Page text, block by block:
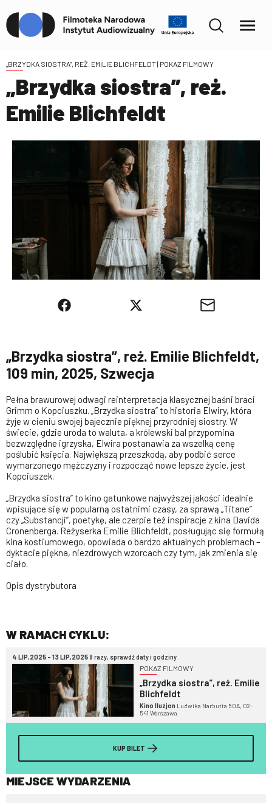
„BRZYDKA SIOSTRA”, REŻ. EMILIE BLICHFELDT| POKAZ FILMOWY
„Brzydka siostra”, reż.
Emilie Blichfeldt
„Brzydka siostra”, reż. Emilie Blichfeldt,
109 min, 2025, Szwecja
Pełna brawurowej odwagi reinterpretacja klasycznej baśni braci
Grimm o Kopciuszku. „Brzydka siostra” to historia Elwiry, która
żyje w cieniu swojej bajecznie pięknej przyrodniej siostry. W
świecie, gdzie uroda to waluta, a królewski bal przypomina
bezwzględne igrzyska, Elwira postanawia za wszelką cenę
poślubić księcia. Największą przeszkodą, aby podbić serce
wymarzonego mężczyzny i rozpocząć nowe lepsze życie, jest
Kopciuszek.
„Brzydka siostra” to kino gatunkowe najwyższej jakości idealnie
wpisujące się w popularną ostatnimi czasy, za sprawą „Titane”
czy „Substancji”, poetykę, ale czerpie też inspiracje z kina Davida
Cronenberga. Reżyserka Emilie Blichfeldt, posługując się formułą
kina kostiumowego, opowiada o bardzo aktualnych problemach –
dyktacie piękna, niezdrowych wzorcach czy tym, jak zmienia się
ciało.
Opis dystrybutora
W RAMACH CYKLU:
4 LIP,2025 - 13 LIP,20258 razy, sprawdź daty i godziny
POKAZ FILMOWY
„Brzydka siostra”, reż. Emilie
Blichfeldt
Kino Iluzjon Ludwika Narbutta 50A, 02-
541 Warszawa
KUP BILET
MIEJSCE WYDARZENIA